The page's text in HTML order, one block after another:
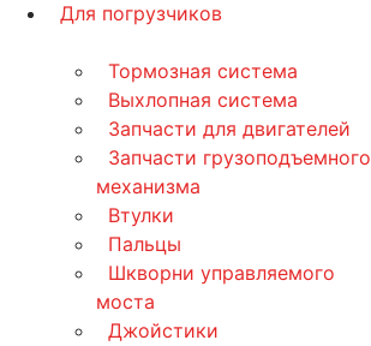
Для погрузчиков
Тормозная система
Выхлопная система
Запчасти для двигателей
Запчасти грузоподъемного
механизма
Втулки
Пальцы
Шкворни управляемого
моста
Джойстики